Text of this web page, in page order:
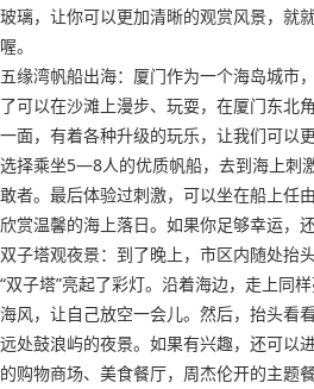
玻璃，让你可以更加清晰的观赏风景，就
喔。
五缘湾帆船出海：厦门作为一个海岛城市
了可以在沙滩上漫步、玩耍，在厦门东北
一面，有着各种升级的玩乐，让我们可以
选择乘坐5—8人的优质帆船，去到海上刺
敢者。最后体验过刺激，可以坐在船上任
欣赏温馨的海上落日。如果你足够幸运，
双子塔观夜景：到了晚上，市区内随处抬
“双子塔”亮起了彩灯。沿着海边，走上同
海风，让自己放空一会儿。然后，抬头看
远处鼓浪屿的夜景。如果有兴趣，还可以
的购物商场、美食餐厅，周杰伦开的主题